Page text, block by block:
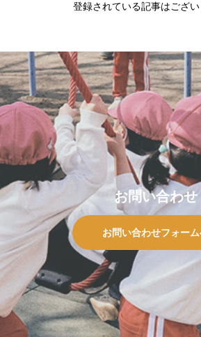
登録されている記事はござい
お問い合わせ
お問い合わせフォー